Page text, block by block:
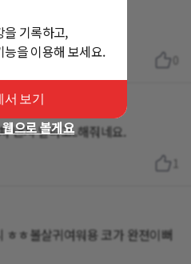
낸지 말라고..해줘네요.
1
ㅎㅎ볼살귀여워용 코가 완젼이뻐
을 기록하고,
을 이용해 보세요.
서 보기
으로 볼게요